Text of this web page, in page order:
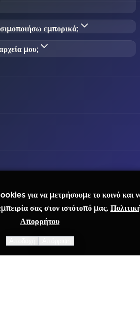
εμπορικά;
μου;
για να μετρήσουμε το κοινό και
σας στον ιστότοπό μας.
Απορρήτου